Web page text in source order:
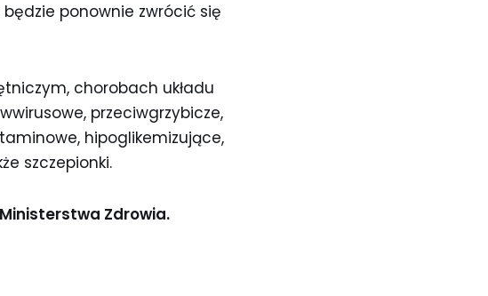
ponownie zwrócić się
chorobach układu
przeciwgrzybicze,
hipoglikemizujące,
szczepionki.
Zdrowia.